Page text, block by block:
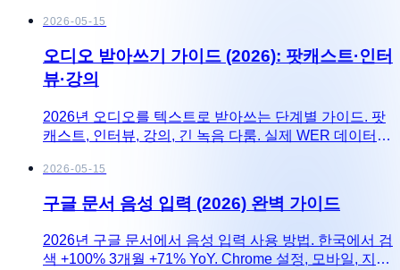
2026-05-15
오디오 받아쓰기 가이드 (2026): 팟캐스트·인터
뷰·강의
2026년 오디오를 텍스트로 받아쓰는 단계별 가이드. 팟
캐스트, 인터뷰, 강의, 긴 녹음 다룸. 실제 WER 데이터,
2026-05-15
구글 문서 음성 입력 (2026) 완벽 가이드
2026년 구글 문서에서 음성 입력 사용 방법. 한국에서 검
색 +100% 3개월 +71% YoY. Chrome 설정, 모바일, 지원